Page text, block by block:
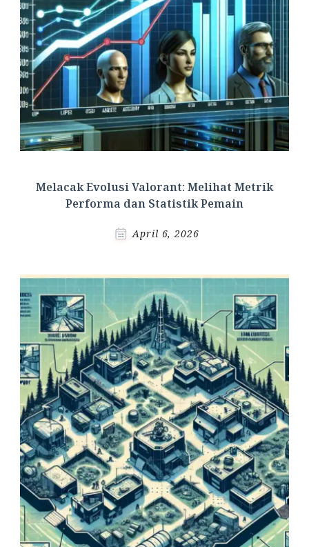
Melacak Evolusi Valorant: Melihat Metrik
Performa dan Statistik Pemain
April 6, 2026